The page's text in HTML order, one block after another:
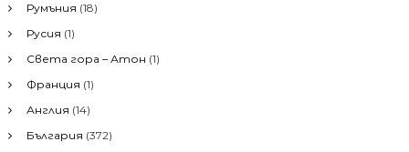
Румъния (18)
Русия (1)
Света гора – Атон (1)
Франция (1)
Англия (14)
България (372)